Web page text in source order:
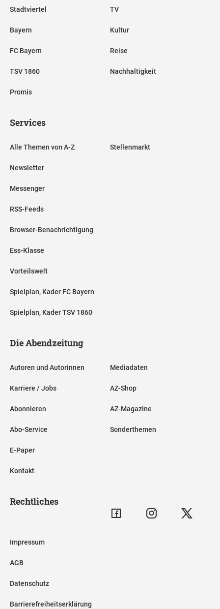
Stadtviertel
Bayern
FC Bayern
TSV 1860
Promis
TV
Kultur
Reise
Nachhaltigkeit
Services
Alle Themen von A-Z
Newsletter
Messenger
RSS-Feeds
Browser-Benachrichtigung
Ess-Klasse
Vorteilswelt
Spielplan, Kader FC Bayern
Spielplan, Kader TSV 1860
Stellenmarkt
Die Abendzeitung
Autoren und Autorinnen
Karriere / Jobs
Abonnieren
Abo-Service
E-Paper
Kontakt
Mediadaten
AZ-Shop
AZ-Magazine
Sonderthemen
Rechtliches
Impressum
AGB
Datenschutz
Barrierefreiheitserklärung